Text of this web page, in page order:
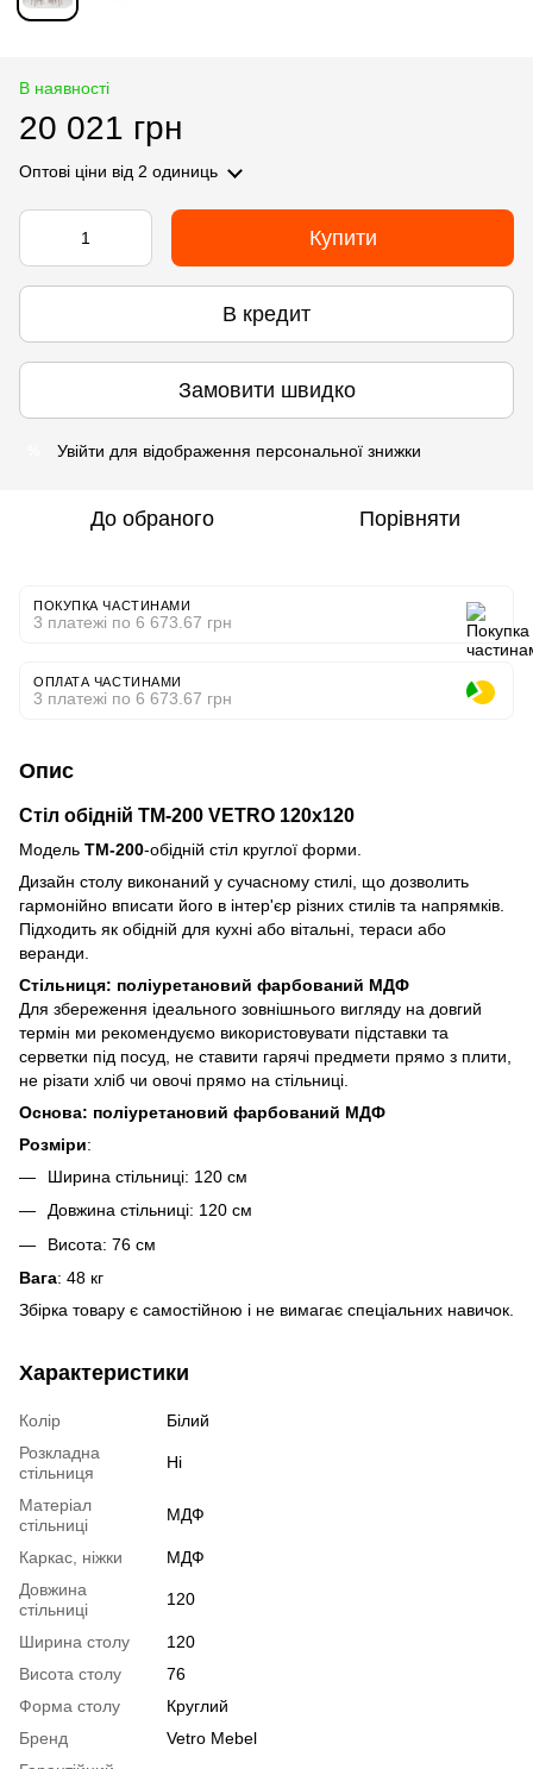
В наявності
20 021 грн
Оптові ціни від 2 одиниць
Купити
В кредит
Замовити швидко
Увійти для відображення персональної знижки
До обраного Порівняти
ПОКУПКА ЧАСТИНАМИ
3 платежі по 6 673.67 грн
ОПЛАТА ЧАСТИНАМИ
3 платежі по 6 673.67 грн
Опис
Стіл обідній TM-200 VETRO 120x120
Модель TM-200-обідній стіл круглої форми.
Дизайн столу виконаний у сучасному стилі, що дозволить
гармонійно вписати його в інтер'єр різних стилів та напрямків.
Підходить як обідній для кухні або вітальні, тераси або
веранди.
Стільниця: поліуретановий фарбований МДФ
Для збереження ідеального зовнішнього вигляду на довгий
термін ми рекомендуємо використовувати підставки та
серветки під посуд, не ставити гарячі предмети прямо з плити,
не різати хліб чи овочі прямо на стільниці.
Основа: поліуретановий фарбований МДФ
Розміри:
Ширина стільниці: 120 см
Довжина стільниці: 120 см
Висота: 76 см
Вага: 48 кг
Збірка товару є самостійною і не вимагає спеціальних навичок.
Характеристики
Колір
Білий
Розкладна
стільниця
Ні
Матеріал
стільниці
МДФ
Каркас, ніжки
МДФ
Довжина
стільниці
120
Ширина столу
120
Висота столу
76
Форма столу
Круглий
Бренд
Vetro Mebel